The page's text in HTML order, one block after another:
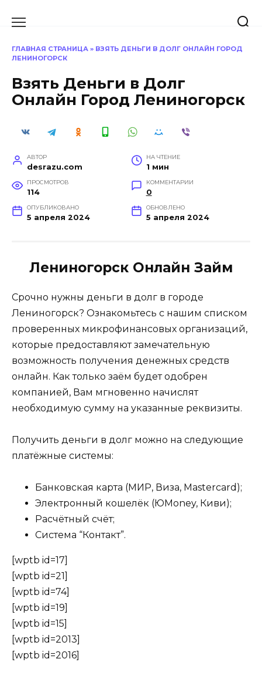
ГЛАВНАЯ СТРАНИЦА » ВЗЯТЬ ДЕНЬГИ В ДОЛГ ОНЛАЙН ГОРОД
ЛЕНИНОГОРСК
Взять Деньги в Долг
Онлайн Город Лениногорск
АВТОР
desrazu.com
НА ЧТЕНИЕ
1 мин
ПРОСМОТРОВ
114
КОММЕНТАРИИ
0
ОПУБЛИКОВАНО
5 апреля 2024
ОБНОВЛЕНО
5 апреля 2024
Лениногорск Онлайн Займ
Срочно нужны деньги в долг в городе
Лениногорск? Ознакомьтесь с нашим списком
проверенных микрофинансовых организаций,
которые предоставляют замечательную
возможность получения денежных средств
онлайн. Как только заём будет одобрен
компанией, Вам мгновенно начислят
необходимую сумму на указанные реквизиты.
Получить деньги в долг можно на следующие
платёжные системы:
Банковская карта (МИР, Виза, Mastercard);
Электронный кошелёк (ЮMoney, Киви);
Расчётный счёт;
Система “Контакт”.
[wptb id=17]
[wptb id=21]
[wptb id=74]
[wptb id=19]
[wptb id=15]
[wptb id=2013]
[wptb id=2016]